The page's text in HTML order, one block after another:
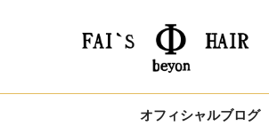
オフィシャルブログ